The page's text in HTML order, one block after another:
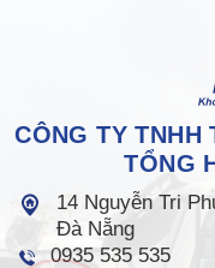
CÔNG TY TNHH
TỔNG
14 Nguyễn Tri
Đà Nẵng
0935 535 535